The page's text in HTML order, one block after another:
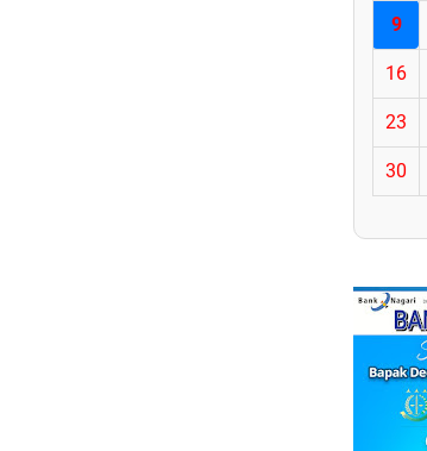
9
16
23
30